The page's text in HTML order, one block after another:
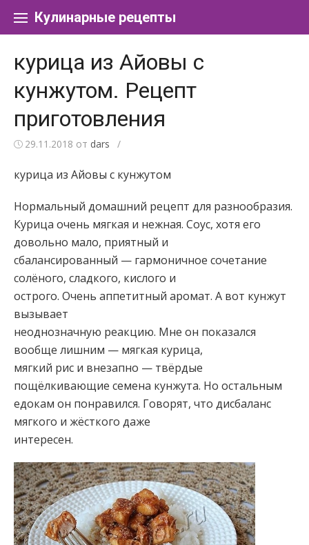
Кулинарные рецепты
курица из Айовы с
кунжутом. Рецепт
приготовления
29.11.2018 от dars /
курица из Айовы с кунжутом
Нормальный домашний рецепт для разнообразия.
Курица очень мягкая и нежная. Соус, хотя его
довольно мало, приятный и
сбалансированный — гармоничное сочетание
солёного, сладкого, кислого и
острого. Очень аппетитный аромат. А вот кунжут
вызывает
неоднозначную реакцию. Мне он показался
вообще лишним — мягкая курица,
мягкий рис и внезапно — твёрдые
пощёлкивающие семена кунжута. Но остальным
едокам он понравился. Говорят, что дисбаланс
мягкого и жёсткого даже
интересен.